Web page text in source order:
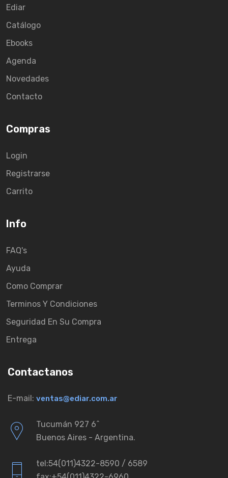
Ediar
Catálogo
Ebooks
Agenda
Novedades
Contacto
Compras
Login
Registrarse
Carrito
Info
FAQ's
Ayuda
Como Comprar
Terminos Y Condiciones
Seguridad En Su Compra
Entrega
Contactanos
E-mail: ventas@ediar.com.ar
Tucumán 927 6ˆ
Buenos Aires - Argentina.
tel:54(011)4322-8590 / 6589